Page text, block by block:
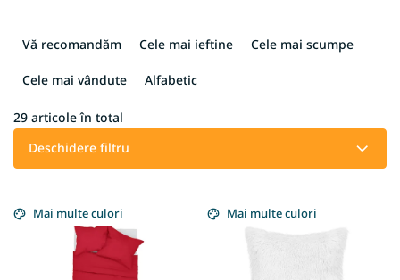
e
e
t
p
Vă recomandăm Cele mai ieftine Cele mai scumpe
Cele mai vândute Alfabetic
29 articole în total
Deschidere filtru
i
Mai multe culori Mai multe culori